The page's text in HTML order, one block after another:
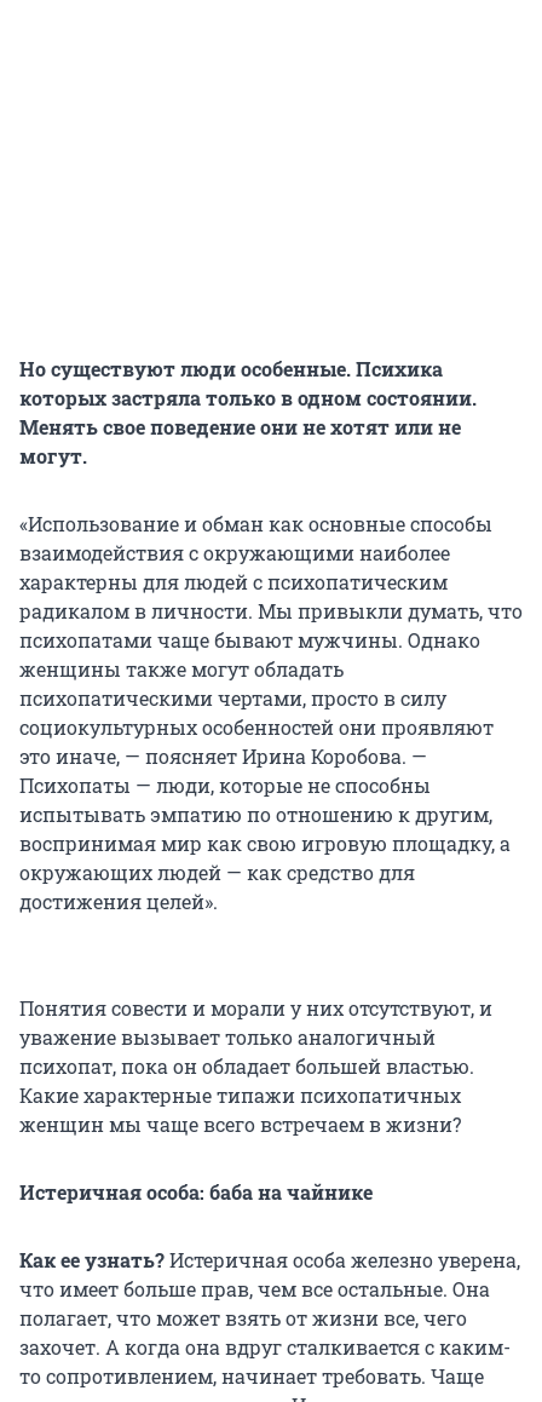
Но существуют люди особенные. Психика
которых застряла только в одном состоянии.
Менять свое поведение они не хотят или не
могут.
«Использование и обман как основные способы
взаимодействия с окружающими наиболее
характерны для людей с психопатическим
радикалом в личности. Мы привыкли думать, что
психопатами чаще бывают мужчины. Однако
женщины также могут обладать
психопатическими чертами, просто в силу
социокультурных особенностей они проявляют
это иначе, — поясняет Ирина Коробова. —
Психопаты — люди, которые не способны
испытывать эмпатию по отношению к другим,
воспринимая мир как свою игровую площадку, а
окружающих людей — как средство для
достижения целей».
Понятия совести и морали у них отсутствуют, и
уважение вызывает только аналогичный
психопат, пока он обладает большей властью.
Какие характерные типажи психопатичных
женщин мы чаще всего встречаем в жизни?
Истеричная особа: баба на чайнике
Как ее узнать?Истеричная особа железно уверена,
что имеет больше прав, чем все остальные. Она
полагает, что может взять от жизни все, чего
захочет. А когда она вдруг сталкивается с каким-
то сопротивлением, начинает требовать. Чаще